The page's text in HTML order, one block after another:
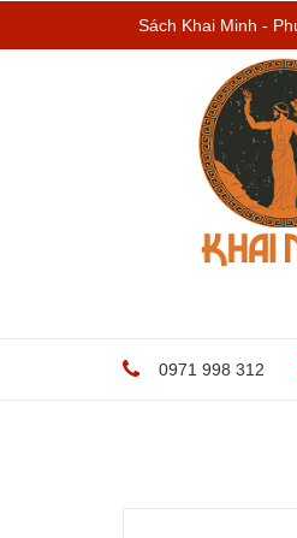
Sách Khai Minh -
0971 998 312